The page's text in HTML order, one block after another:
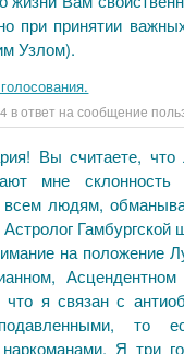
при принятии
Узлом).
в ответ на сообщение
Вы считаете, что
мне
всем людям,
Астролог
на положение
Асцендентном
я связан с
то
Я три